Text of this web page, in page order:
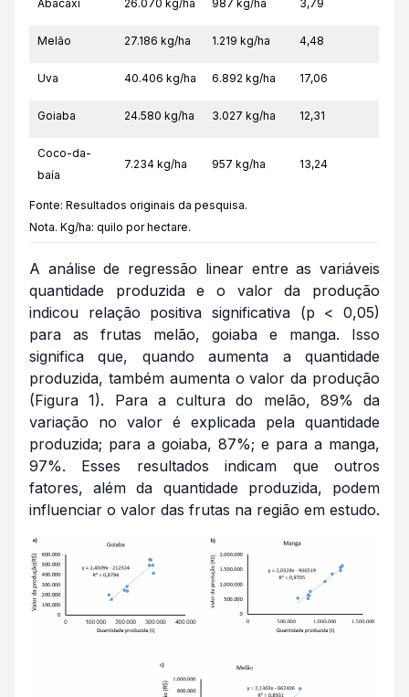
Abacaxi 26.070 kg/ha 987 kg/ha 3,79
Melão 27.186 kg/ha 1.219 kg/ha 4,48
Uva 40.406 kg/ha 6.892 kg/ha 17,06
Goiaba 24.580 kg/ha 3.027 kg/ha 12,31
Coco-da-
baía
7.234 kg/ha 957 kg/ha 13,24
Fonte: Resultados originais da pesquisa.
Nota. Kg/ha: quilo por hectare.
A análise de regressão linear entre as variáveis
quantidade produzida e o valor da produção
indicou relação positiva significativa (p < 0,05)
para as frutas melão, goiaba e manga. Isso
significa que, quando aumenta a quantidade
produzida, também aumenta o valor da produção
(Figura 1). Para a cultura do melão, 89% da
variação no valor é explicada pela quantidade
produzida; para a goiaba, 87%; e para a manga,
97%. Esses resultados indicam que outros
fatores, além da quantidade produzida, podem
influenciar o valor das frutas na região em estudo.